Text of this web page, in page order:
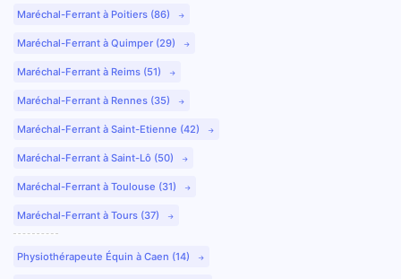
Maréchal-Ferrant à Poitiers (86)
Maréchal-Ferrant à Quimper (29)
Maréchal-Ferrant à Reims (51)
Maréchal-Ferrant à Rennes (35)
Maréchal-Ferrant à Saint-Etienne (42)
Maréchal-Ferrant à Saint-Lô (50)
Maréchal-Ferrant à Toulouse (31)
Maréchal-Ferrant à Tours (37)
Physiothérapeute Équin à Caen (14)